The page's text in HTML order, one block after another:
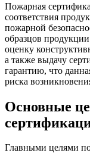
Пожарная
соответствия
пожарной
образцов
оценку
а также выдачу
гарантию, что
риска
Основные
Главными целями